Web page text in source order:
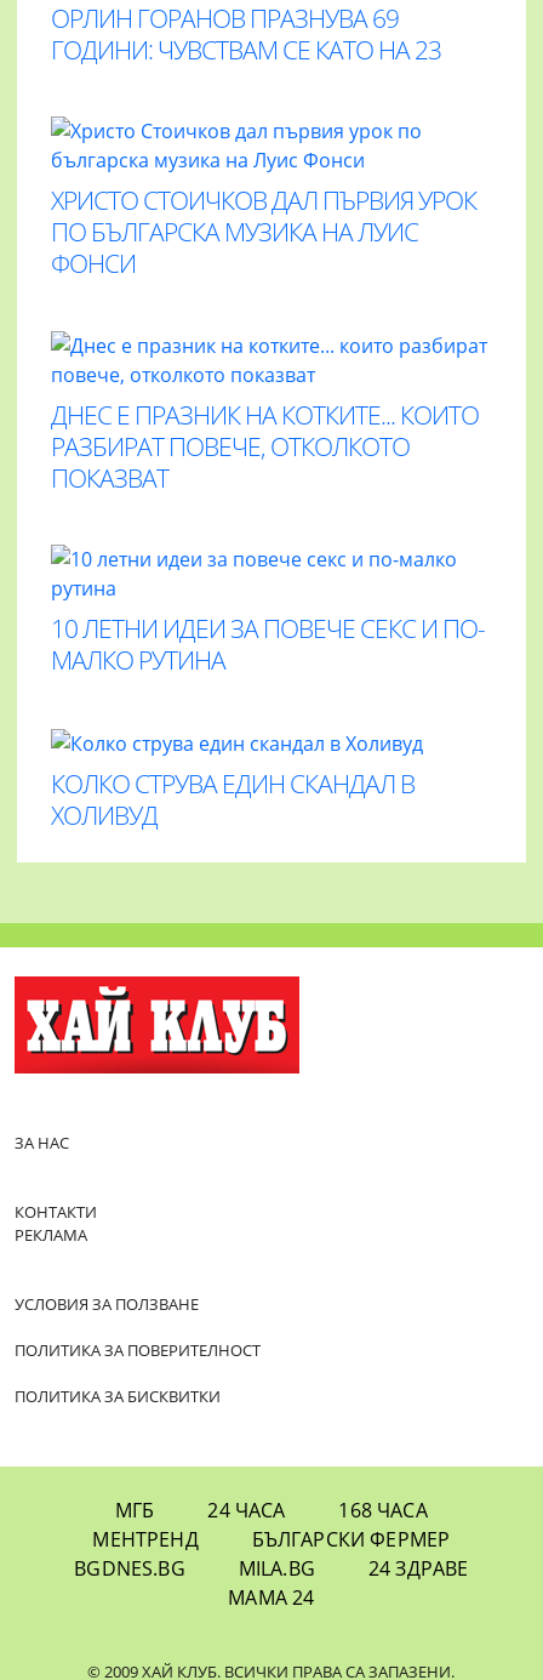
ОРЛИН ГОРАНОВ ПРАЗНУВА 69
ГОДИНИ: ЧУВСТВАМ СЕ КАТО НА 23
ХРИСТО СТОИЧКОВ ДАЛ ПЪРВИЯ УРОК
ПО БЪЛГАРСКА МУЗИКА НА ЛУИС
ФОНСИ
ДНЕС Е ПРАЗНИК НА КОТКИТЕ... КОИТО
РАЗБИРАТ ПОВЕЧЕ, ОТКОЛКОТО
ПОКАЗВАТ
10 ЛЕТНИ ИДЕИ ЗА ПОВЕЧЕ СЕКС И ПО-
МАЛКО РУТИНА
КОЛКО СТРУВА ЕДИН СКАНДАЛ В
ХОЛИВУД
ЗА НАС
КОНТАКТИ
РЕКЛАМА
УСЛОВИЯ ЗА ПОЛЗВАНЕ
ПОЛИТИКА ЗА ПОВЕРИТЕЛНОСТ
ПОЛИТИКА ЗА БИСКВИТКИ
МГБ 24 ЧАСА
168 ЧАСА
МЕНТРЕНД
БЪЛГАРСКИ ФЕРМЕР
BGDNES.BG
MILA.BG
24 ЗДРАВЕ
МАМА 24
© 2009 ХАЙ КЛУБ. ВСИЧКИ ПРАВА СА ЗАПАЗЕНИ.